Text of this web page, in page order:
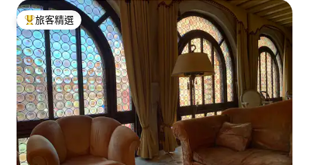
旅客精選榜首
旅客精選